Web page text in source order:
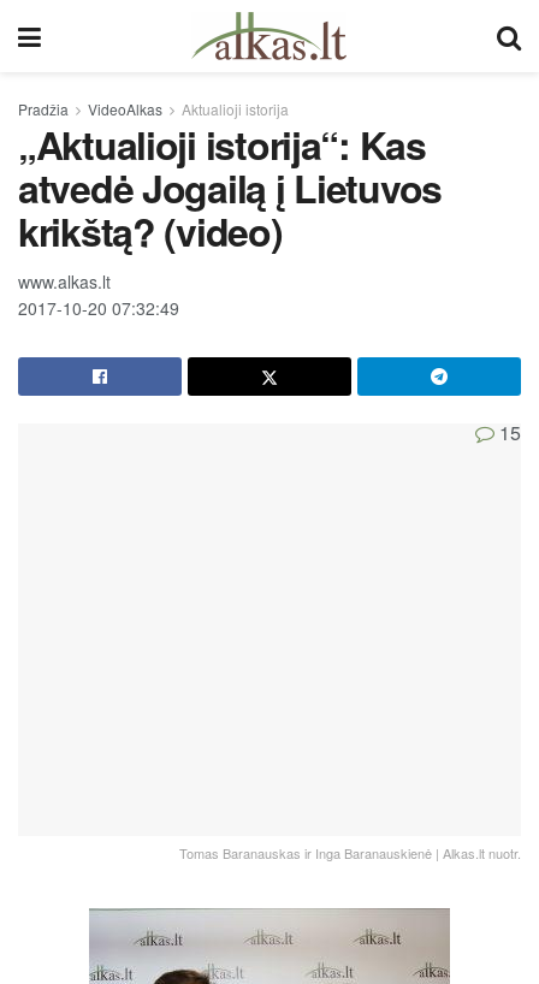
Pradžia VideoAlkas Aktualioji istorija
„Aktualioji istorija“: Kas
atvedė Jogailą į Lietuvos
krikštą? (video)
www.alkas.lt
2017-10-20 07:32:49
15
Tomas Baranauskas ir Inga Baranauskienė | Alkas.lt nuotr.